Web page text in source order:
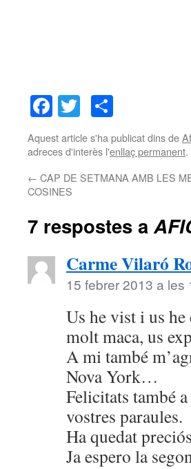
Facebook
Twitter
Aquest article s'ha publicat dins de
adreces d'interès l'enllaç permanent.
← CAP DE SETMANA AMB LES
COSINES
7 respostes a
Carme Vilaró
15 febrer 2013 a les
Us he vist i us
molt maca, us
A mi també
Nova York…
Felicitats també
vostres paraules.
Ha quedat
Ja espero la